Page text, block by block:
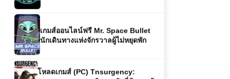
เกมส์ออนไลน์ฟรี Mr. Space Bullet
นักเดินทางแห่งจักรวาลผู้ไม่หยุดพัก
โหลดเกมส์ (PC) Tnsurgency: